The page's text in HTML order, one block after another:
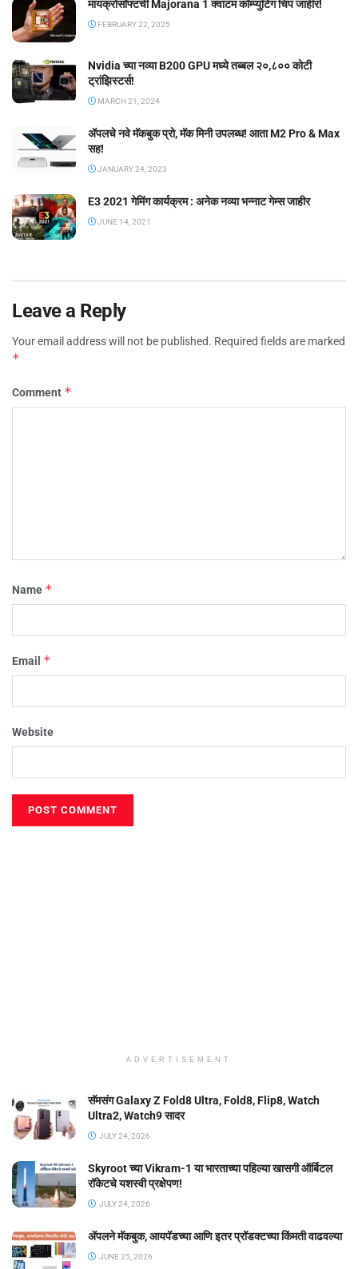
मायक्रोसॉफ्टची Majorana 1 क्वांटम कॉम्प्युटिंग चिप जाहीर!
FEBRUARY 22, 2025
Nvidia च्या नव्या B200 GPU मध्ये तब्बल २०,८०० कोटी
ट्रांझिस्टर्स!
MARCH 21, 2024
ॲपलचे नवे मॅकबुक प्रो, मॅक मिनी उपलब्ध! आता M2 Pro & Max
सह!
JANUARY 24, 2023
E3 2021 गेमिंग कार्यक्रम : अनेक नव्या भन्नाट गेम्स जाहीर
JUNE 14, 2021
Leave a Reply
Your email address will not be published. Required fields are marked
*
Comment *
Name *
Email *
Website
ADVERTISEMENT
सॅमसंग Galaxy Z Fold8 Ultra, Fold8, Flip8, Watch
Ultra2, Watch9 सादर
JULY 24, 2026
Skyroot च्या Vikram-1 या भारताच्या पहिल्या खासगी ऑर्बिटल
रॉकेटचे यशस्वी प्रक्षेपण!
JULY 24, 2026
ॲपलने मॅकबुक, आयपॅडच्या आणि इतर प्रॉडक्टच्या किंमती वाढवल्या
JUNE 25, 2026